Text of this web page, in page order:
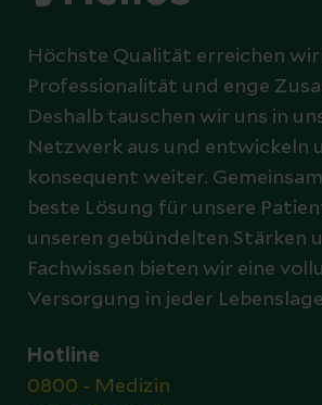
Höchste Qualität erreichen
Professionalität und enge
Deshalb tauschen wir uns in
Netzwerk aus und entwickeln
konsequent weiter.
beste Lösung für unsere
unseren gebündelten Stärken
Fachwissen bieten wir eine
Versorgung in jeder
Hotline
0800 - Medizin